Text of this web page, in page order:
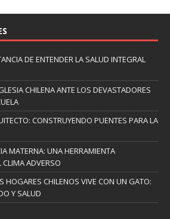
DE ENTENDER LA SALUD INTEGRAL
CHILENA ANTE LOS DEVASTADORES
CONSTRUYENDO PUENTES PARA LA
MATERNA: UNA HERRAMIENTA
CLIMA ADVERSO
HOGARES CHILENOS VIVE CON UN GATO:
Y SALUD